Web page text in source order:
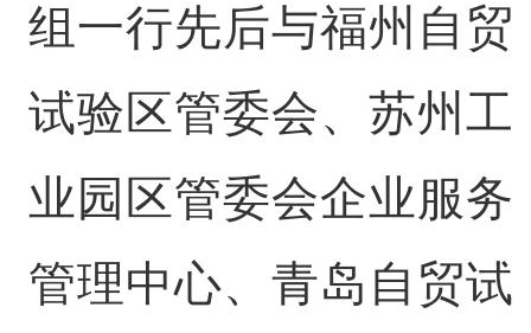
组一行先后与福州自贸
试验区管委会、苏州工
业园区管委会企业服务
管理中心、青岛自贸试